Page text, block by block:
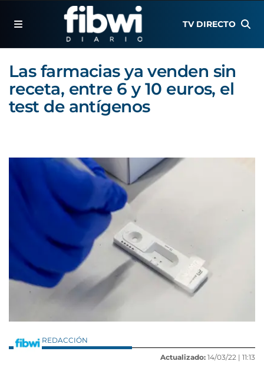
TV DIRECTO
Las farmacias ya venden sin
receta, entre 6 y 10 euros, el
test de antígenos
REDACCIÓN
Actualizado: 14/03/22 | 11:13